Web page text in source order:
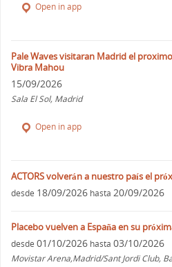
Open in app
Pale Waves visitaran Madrid el
Vibra Mahou
15/09/2026
Sala El Sol, Madrid
Open in app
ACTORS volverán a nuestro país el
desde 18/09/2026 hasta 20/09/2026
Placebo vuelven a España en su
desde 01/10/2026 hasta 03/10/2026
Movistar Arena,Madrid/Sant Jordi Club,